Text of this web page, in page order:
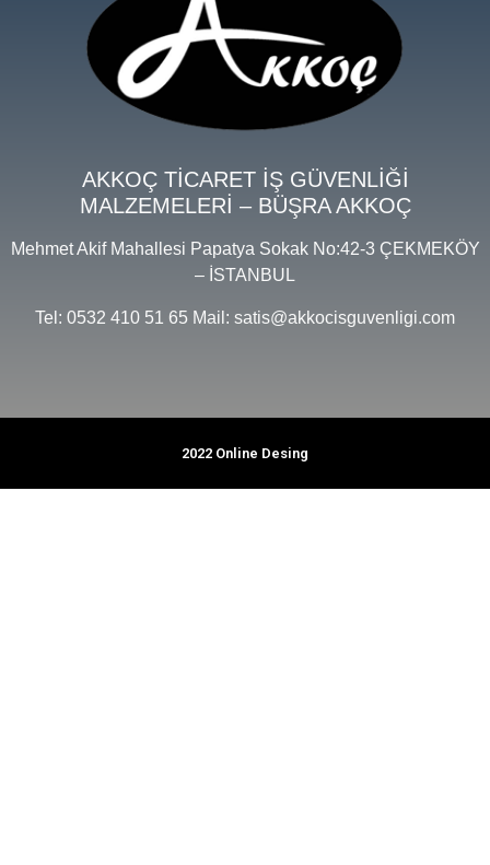
AKKOÇ TİCARET İŞ GÜVENLİĞİ
MALZEMELERİ – BÜŞRA AKKOÇ
Mehmet Akif Mahallesi Papatya Sokak No:42-3 ÇEKMEKÖY
– İSTANBUL
Tel: 0532 410 51 65 Mail: satis@akkocisguvenligi.com
2022 Online Desing